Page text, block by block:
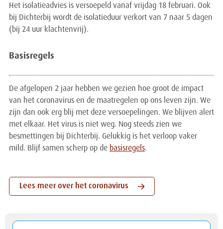
Het isolatieadvies is versoepeld vanaf vrijdag 18 februari. Ook
bij Dichterbij wordt de isolatieduur verkort van 7 naar 5 dagen
(bij 24 uur klachtenvrij).
Basisregels
De afgelopen 2 jaar hebben we gezien hoe groot de impact
van het coronavirus en de maatregelen op ons leven zijn. We
zijn dan ook erg blij met deze versoepelingen. We blijven alert
met elkaar. Het virus is niet weg. Nog steeds zien we
besmettingen bij Dichterbij. Gelukkig is het verloop vaker
mild. Blijf samen scherp op de basisregels.
Lees meer over het coronavirus